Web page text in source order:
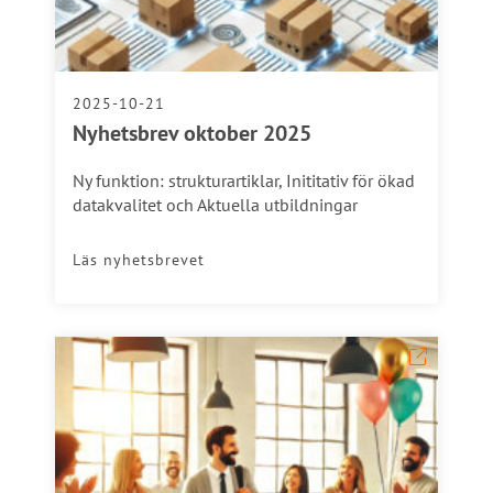
2025-10-21
Nyhetsbrev oktober 2025
Ny funktion: strukturartiklar, Inititativ för ökad
datakvalitet och Aktuella utbildningar
Läs nyhetsbrevet